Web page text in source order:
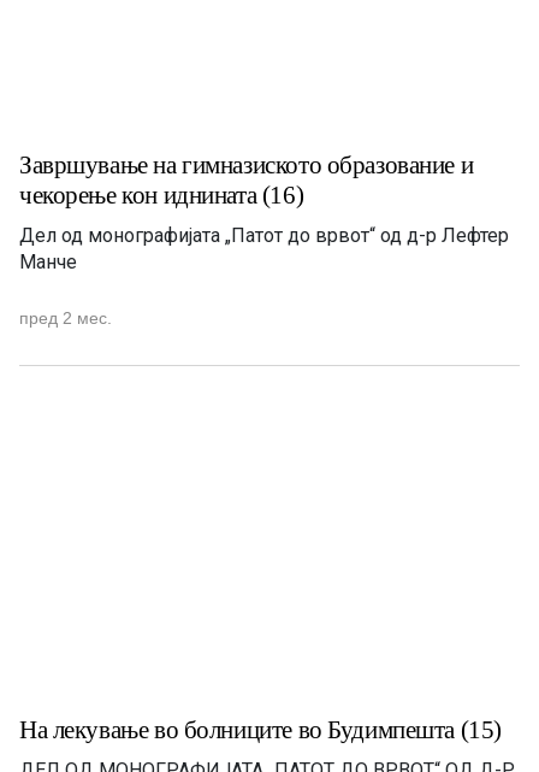
Завршување на гимназиското образование и
чекорење кон иднината (16)
Дел од монографијата „Патот до врвот“ од д-р Лефтер
Манче
пред 2 мес.
На лекување во болниците во Будимпешта (15)